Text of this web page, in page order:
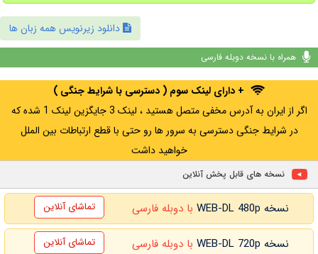
دانلود زیرنویس همه زبان ها
همراه با نسخه دوبله فارسی
+ دارای لینک سوم ( دسترسی با شرایط جنگی )
اگر از ایران به آدرس مخفی متصل هستید ، لینک 3 جایگزین لینک 1 شده که
در شرایط جنگی دسترسی به سرور ها رو حتی با قطع ارتباطات بین الملل
خواهید داشت
نسخه های قابل پخش آنلاین
نسخه WEB-DL 480p با دوبله فارسی تماشای آنلاین
نسخه WEB-DL 720p با دوبله فارسی تماشای آنلاین